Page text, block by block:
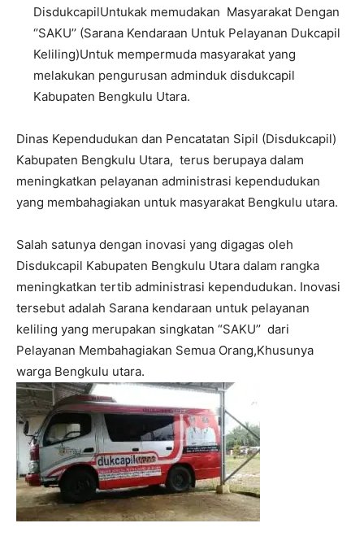
DisdukcapilUntukak memudakan Masyarakat Dengan
‘’SAKU’’ (Sarana Kendaraan Untuk Pelayanan Dukcapil
Keliling)Untuk mempermuda masyarakat yang
melakukan pengurusan adminduk disdukcapil
Kabupaten Bengkulu Utara.
Dinas Kependudukan dan Pencatatan Sipil (Disdukcapil)
Kabupaten Bengkulu Utara, terus berupaya dalam
meningkatkan pelayanan administrasi kependudukan
yang membahagiakan untuk masyarakat Bengkulu utara.
Salah satunya dengan inovasi yang digagas oleh
Disdukcapil Kabupaten Bengkulu Utara dalam rangka
meningkatkan tertib administrasi kependudukan. Inovasi
tersebut adalah Sarana kendaraan untuk pelayanan
keliling yang merupakan singkatan “SAKU’’ dari
Pelayanan Membahagiakan Semua Orang,Khusunya
warga Bengkulu utara.